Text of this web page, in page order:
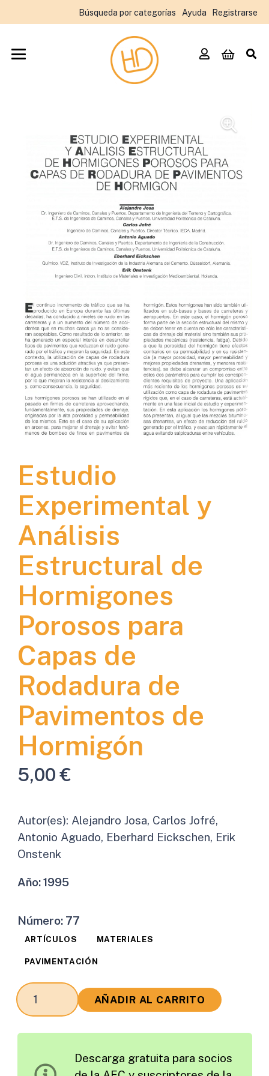
Búsqueda por categorías Ayuda Registrarse
Estudio
Experimental y
Análisis
Estructural de
Hormigones
Porosos para
Capas de
Rodadura de
Pavimentos de
Hormigón
5,00€
Autor(es): Alejandro Josa, Carlos Jofré,
Antonio Aguado, Eberhard Eickschen, Erik
Onstenk
Año:1995
Número: 77
ARTÍCULOS MATERIALES
PAVIMENTACIÓN
Estudio
Experimental
Estructural
AÑADIR AL CARRITO
Descarga gratuita para socios